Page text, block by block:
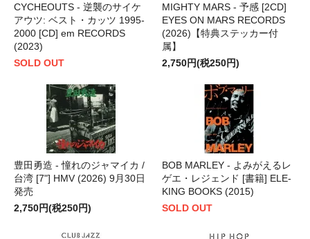
CYCHEOUTS - 逆襲のサイケ
アウツ: ベスト・カッツ 1995-
2000 [CD] em RECORDS
(2023)
SOLD OUT
MIGHTY MARS - 予感 [2CD]
EYES ON MARS RECORDS
(2026)【特典ステッカー付
属】
2,750円(税250円)
豊田勇造 - 憧れのジャマイカ /
台湾 [7"] HMV (2026) 9月30日
発売
2,750円(税250円)
BOB MARLEY - よみがえるレ
ゲエ・レジェンド [書籍] ELE-
KING BOOKS (2015)
SOLD OUT